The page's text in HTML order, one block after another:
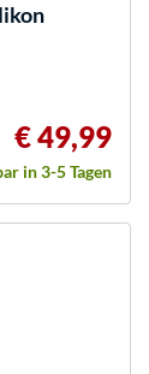
€ 49,99
in 3-5 Tagen